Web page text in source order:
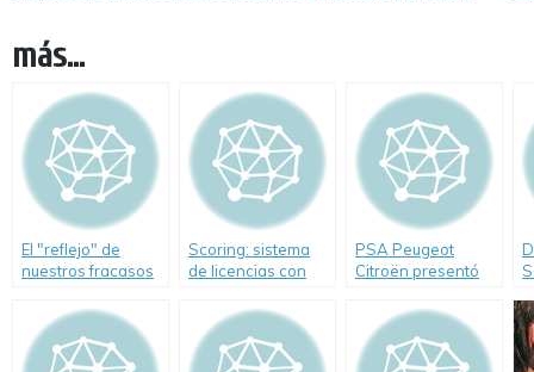
más...
El "reflejo" de
nuestros fracasos
Scoring: sistema
de licencias con
Ciudad de Buenos
Aires
PSA Peugeot
Citroën presentó
sobre Educación
Vial